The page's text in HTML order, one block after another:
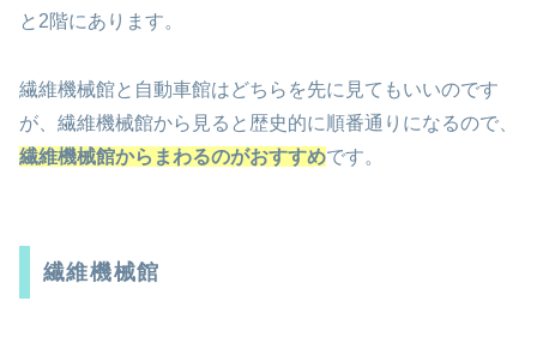
と2階にあります。
繊維機械館と自動車館はどちらを先に見てもいいのです
が、繊維機械館から見ると歴史的に順番通りになるので、
繊維機械館からまわるのがおすすめです。
繊維機械館